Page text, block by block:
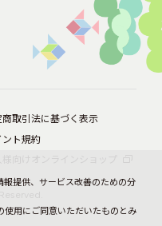
商取引法に基づく表示
ント規約
提供、サービス改善のための分
使用にご同意いただいたものとみ